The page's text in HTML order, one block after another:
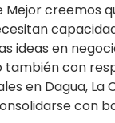
Mejor creemos
ideas en
también con
en Dagua, La
con